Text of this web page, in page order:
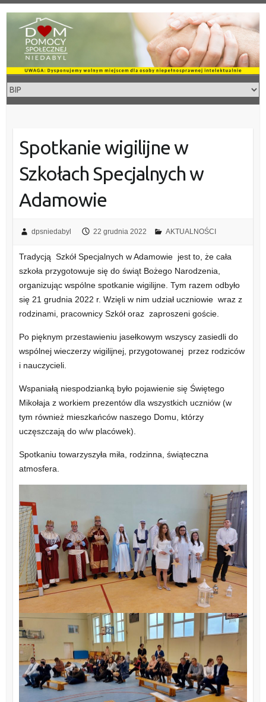
content
Spotkanie wigilijne w
Szkołach Specjalnych w
Adamowie
dpsniedabyl 22 grudnia 2022 AKTUALNOŚCI
Tradycją Szkół Specjalnych w Adamowie jest to, że cała
szkoła przygotowuje się do świąt Bożego Narodzenia,
organizując wspólne spotkanie wigilijne. Tym razem odbyło
się 21 grudnia 2022 r. Wzięli w nim udział uczniowie wraz z
rodzinami, pracownicy Szkół oraz zaproszeni goście.
Po pięknym przestawieniu jasełkowym wszyscy zasiedli do
wspólnej wieczerzy wigilijnej, przygotowanej przez rodziców
i nauczycieli.
Wspaniałą niespodzianką było pojawienie się Świętego
Mikołaja z workiem prezentów dla wszystkich uczniów (w
tym również mieszkańców naszego Domu, którzy
uczęszczają do w/w placówek).
Spotkaniu towarzyszyła miła, rodzinna, świąteczna
atmosfera.